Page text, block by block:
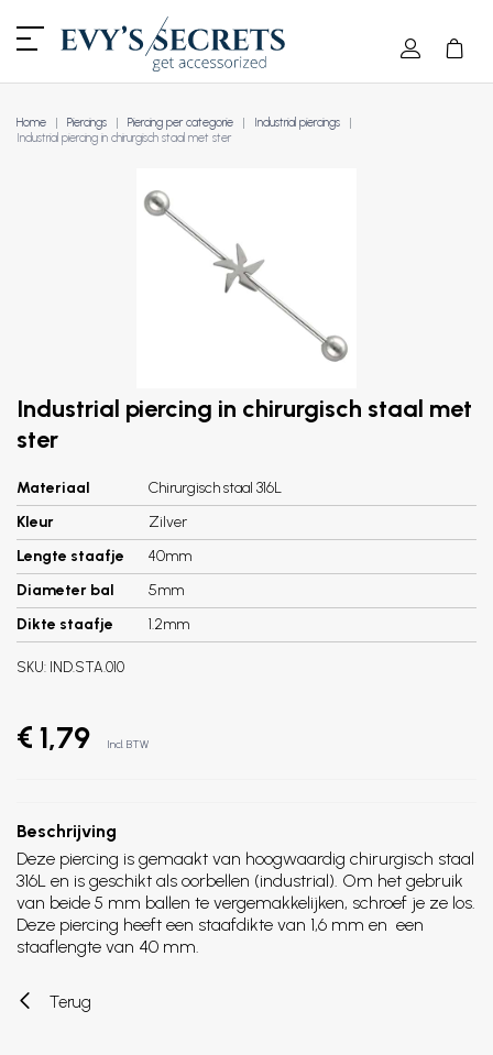
Home Piercings Piercing per categorie
Industrial piercings
Industrial piercing in chirurgisch staal met ster
Industrial piercing in chirurgisch staal met
ster
Materiaal
Chirurgisch staal 316L
Kleur
Zilver
Lengte staafje
40mm
Diameter bal
5mm
Dikte staafje
1.2mm
SKU: IND.STA.010
€ 1,79 Incl. BTW
Beschrijving
Deze piercing is gemaakt van hoogwaardig chirurgisch staal
316L en is geschikt als oorbellen (industrial). Om het gebruik
van beide 5 mm ballen te vergemakkelijken, schroef je ze los.
Deze piercing heeft een staafdikte van 1,6 mm en een
staaflengte van 40 mm.
Terug